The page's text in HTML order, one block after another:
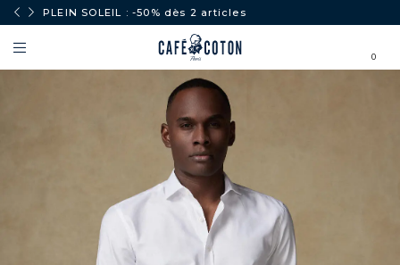
PLEIN SOLEIL : -50% dès 2 articles
0